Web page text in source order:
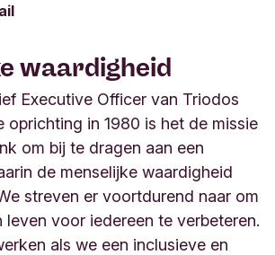
waardigheid
Executive Officer van Triodos
oprichting in 1980 is het de missie
om bij te dragen aan een
de menselijke waardigheid
streven er voortdurend naar om
leven voor iedereen te verbeteren.
als we een inclusieve en